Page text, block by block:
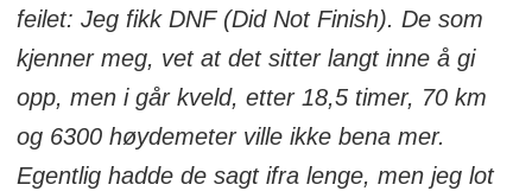
feilet: Jeg fikk DNF (Did Not Finish). De som
kjenner meg, vet at det sitter langt inne å gi
opp, men i går kveld, etter 18,5 timer, 70 km
og 6300 høydemeter ville ikke bena mer.
Egentlig hadde de sagt ifra lenge, men jeg lot